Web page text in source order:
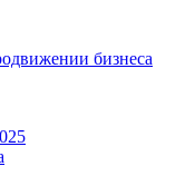
бизнеса